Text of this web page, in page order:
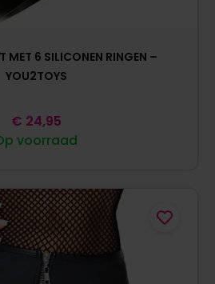
MET 6 SILICONEN RINGEN –
YOU2TOYS
voorraad
€ 24,95